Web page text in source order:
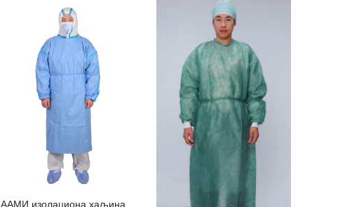
ААМИ изолациона хаљина